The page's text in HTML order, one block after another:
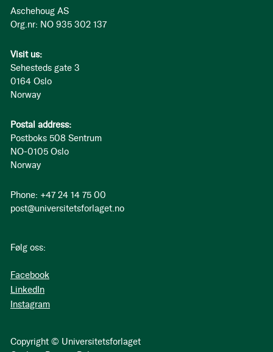
Aschehoug AS
Org.nr: NO 935 302 137
Visit us:
Sehesteds gate 3
0164 Oslo
Norway
Postal address:
Postboks 508 Sentrum
NO-0105 Oslo
Norway
Phone: +47 24 14 75 00
post@universitetsforlaget.no
Følg oss:
Facebook
LinkedIn
Instagram
Copyright © Universitetsforlaget